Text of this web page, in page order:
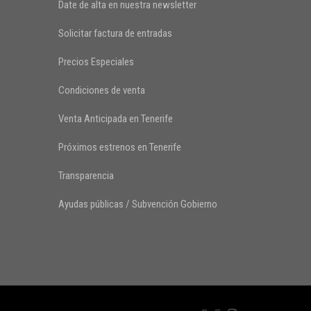
Date de alta en nuestra newsletter
Solicitar factura de entradas
Precios Especiales
Condiciones de venta
Venta Anticipada en Tenerife
Próximos estrenos en Tenerife
Transparencia
Ayudas públicas / Subvención Gobierno